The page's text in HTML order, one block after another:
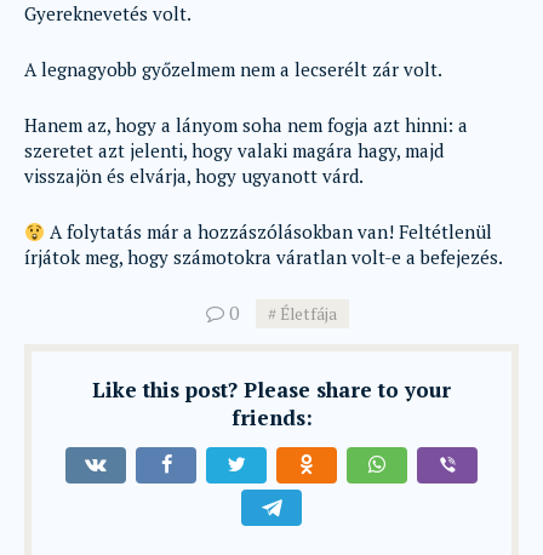
Gyereknevetés volt.
A legnagyobb győzelmem nem a lecserélt zár volt.
Hanem az, hogy a lányom soha nem fogja azt hinni: a
szeretet azt jelenti, hogy valaki magára hagy, majd
visszajön és elvárja, hogy ugyanott várd.
A folytatás már a hozzászólásokban van! Feltétlenül
írjátok meg, hogy számotokra váratlan volt-e a befejezés.
0 Életfája
Like this post? Please share to your
friends: